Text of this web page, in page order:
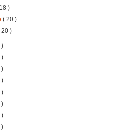
)
( 20 )
20 )
)
)
)
)
)
)
)
)